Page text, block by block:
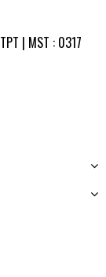
lòng NHẤN
| MST : 0317